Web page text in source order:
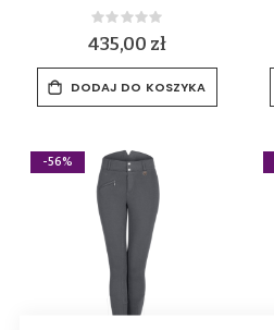
Rating:
0%
435,00 zł
DODAJ DO KOSZYKA
-56%